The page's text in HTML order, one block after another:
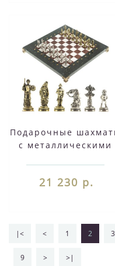
Подарочные
с металлическими
см из камня лемезит
21 230 р.
|< < 1 2 3
9 > >|